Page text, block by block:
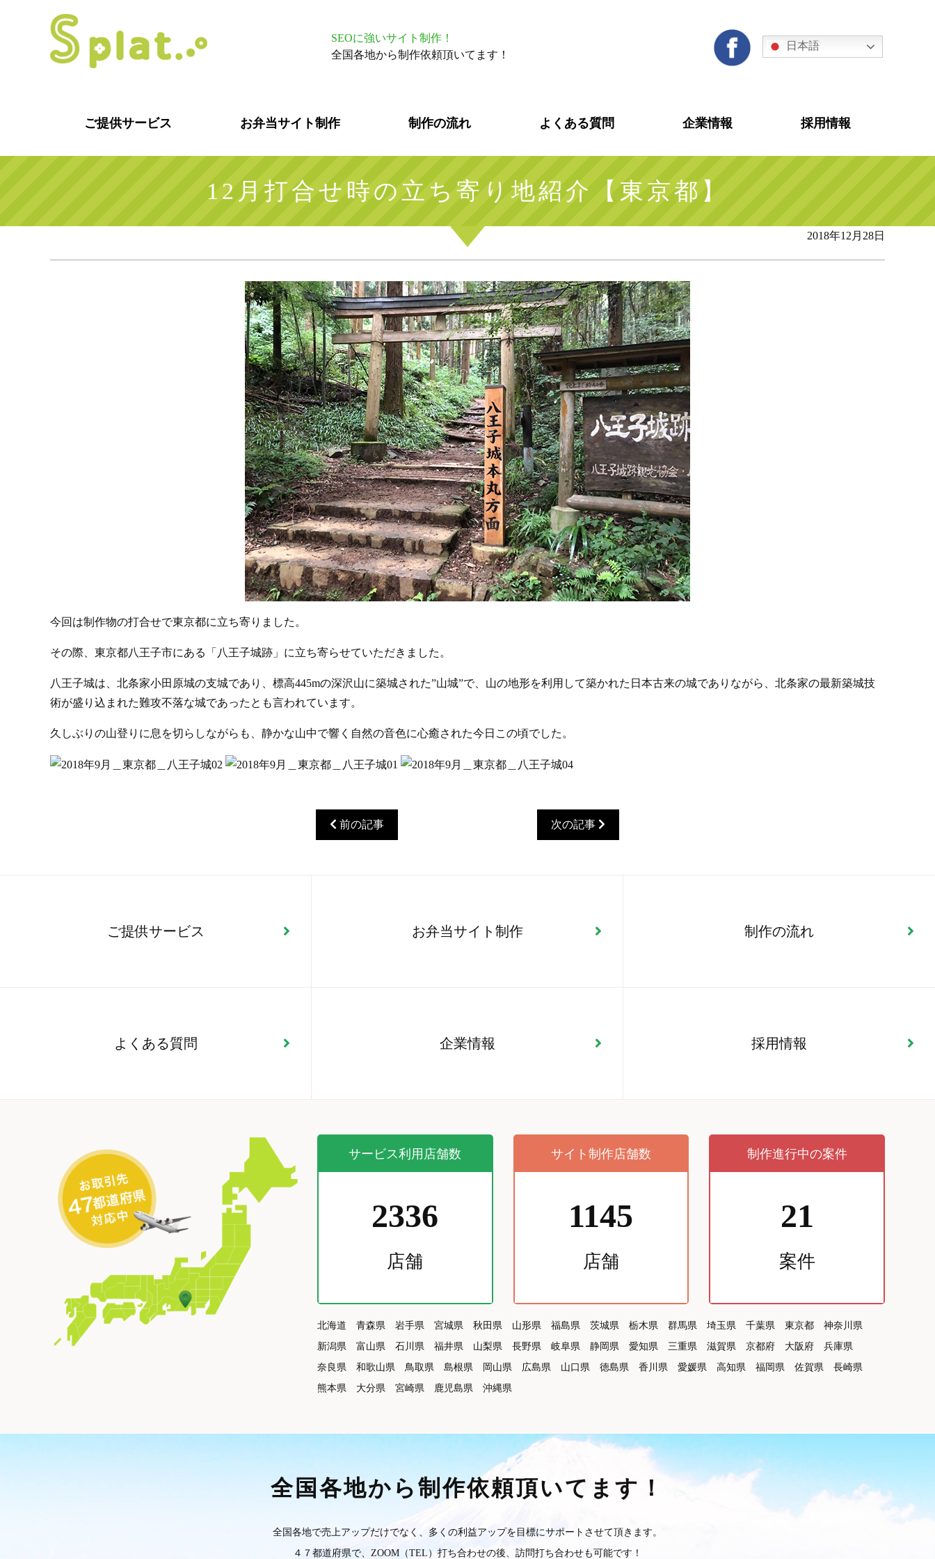
SEOに強いサイト制作！
全国各地から制作依頼頂いてます！
日本語
ご提供サービス お弁当サイト制作 制作の流れ よくある質問 企業情報 採用情報
12月打合せ時の立ち寄り地紹介【東京都】
2018年12月28日
今回は制作物の打合せで東京都に立ち寄りました。
その際、東京都八王子市にある「八王子城跡」に立ち寄らせていただきました。
八王子城は、北条家小田原城の支城であり、標高445mの深沢山に築城された”山城”で、山の地形を利用して築かれた日本古来の城でありながら、北条家の最新築城技
術が盛り込まれた難攻不落な城であったとも言われています。
久しぶりの山登りに息を切らしながらも、静かな山中で響く自然の音色に心癒された今日この頃でした。
前の記事 次の記事
ご提供サービス お弁当サイト制作 制作の流れ
よくある質問 企業情報 採用情報
サービス利用店舗数
2336
店舗
サイト制作店舗数
1145
店舗
制作進行中の案件
21
案件
北海道 青森県 岩手県 宮城県 秋田県 山形県 福島県 茨城県 栃木県 群馬県 埼玉県 千葉県 東京都
神奈川県
新潟県
富山県 石川県 福井県 山梨県 長野県 岐阜県 静岡県 愛知県 三重県 滋賀県 京都府 大阪府
兵庫県
奈良県
和歌山県 鳥取県 島根県 岡山県 広島県 山口県 徳島県 香川県 愛媛県 高知県 福岡県 佐賀県
長崎県
熊本県
大分県 宮崎県 鹿児島県 沖縄県
全国各地から制作依頼頂いてます！
全国各地で売上アップだけでなく、多くの利益アップを目標にサポートさせて頂きます。
４７都道府県で、ZOOM（TEL）打ち合わせの後、訪問打ち合わせも可能です！